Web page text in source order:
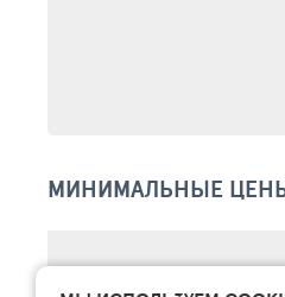
МИНИМАЛЬНЫЕ